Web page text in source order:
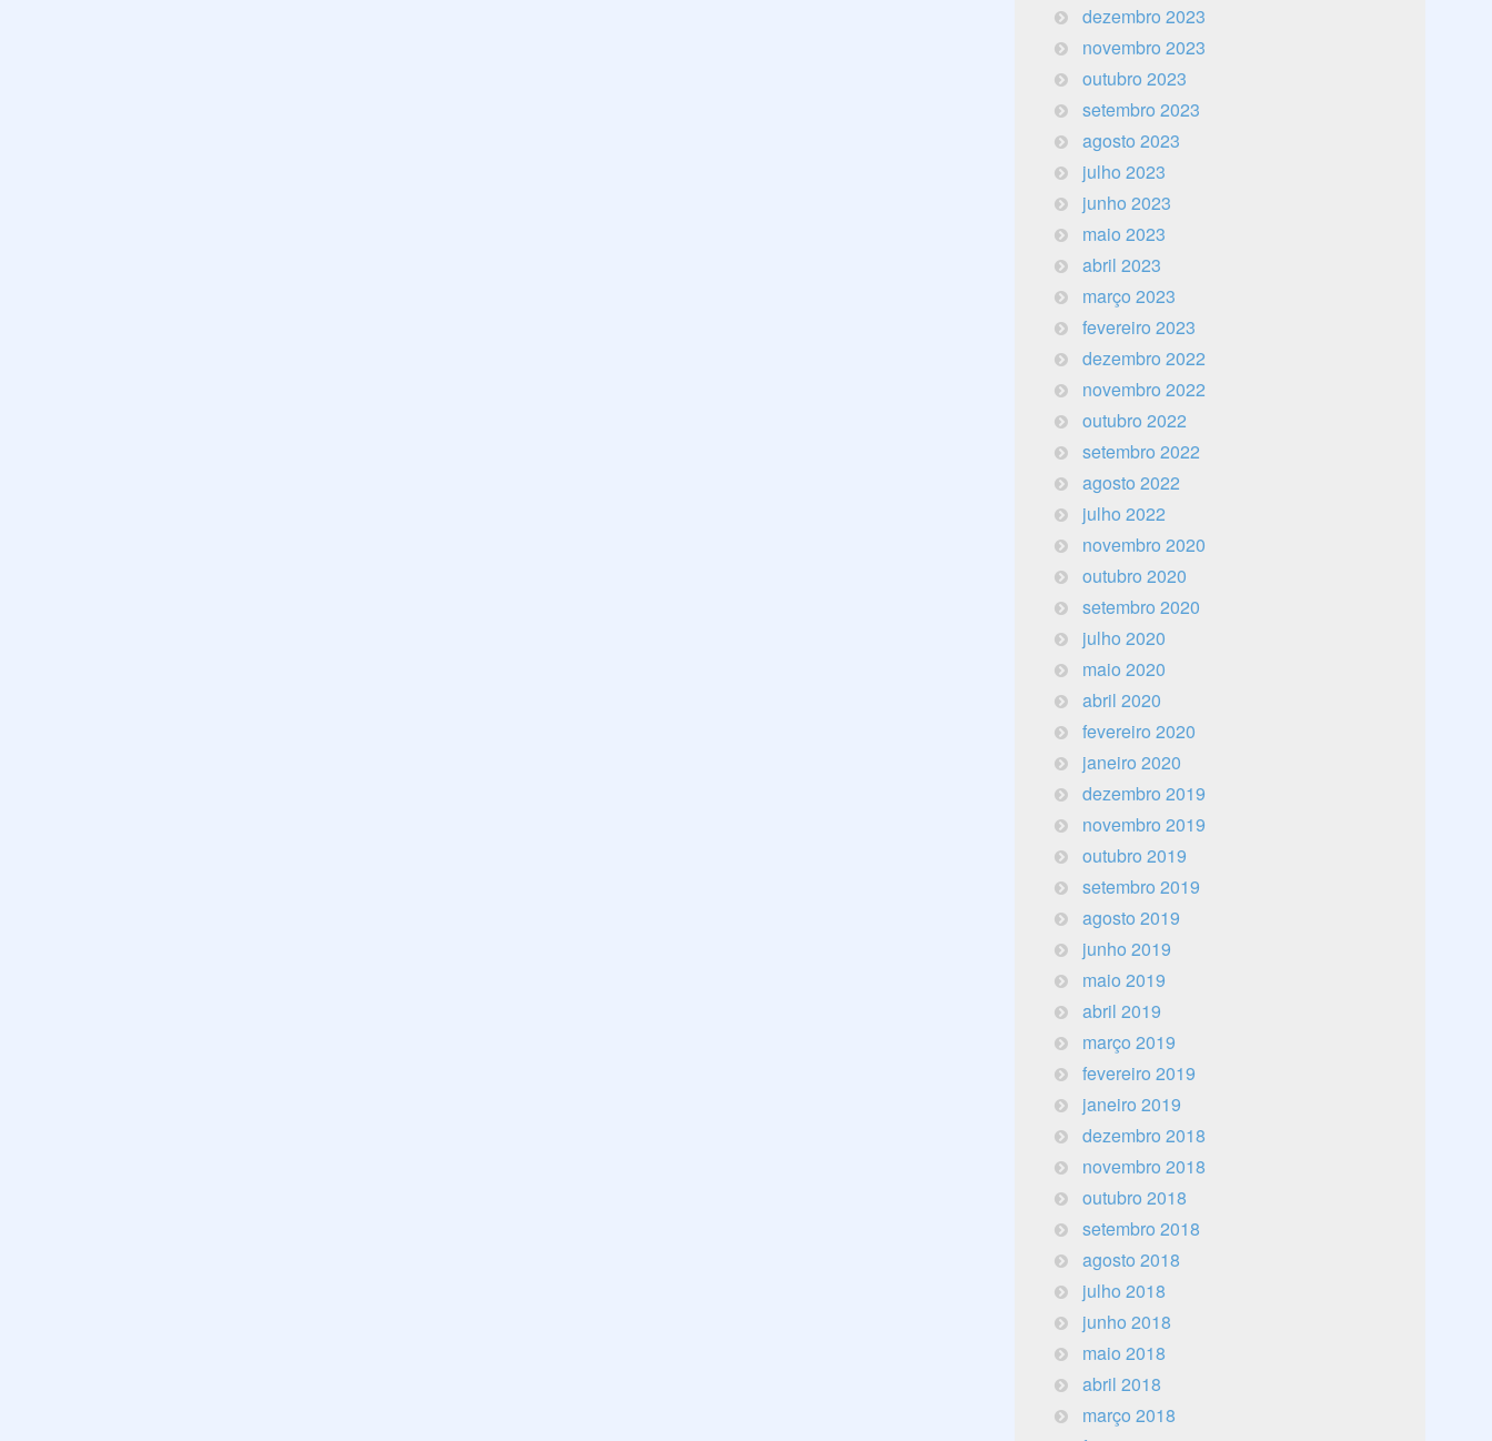
dezembro 2023
novembro 2023
outubro 2023
setembro 2023
agosto 2023
julho 2023
junho 2023
maio 2023
abril 2023
março 2023
fevereiro 2023
dezembro 2022
novembro 2022
outubro 2022
setembro 2022
agosto 2022
julho 2022
novembro 2020
outubro 2020
setembro 2020
julho 2020
maio 2020
abril 2020
fevereiro 2020
janeiro 2020
dezembro 2019
novembro 2019
outubro 2019
setembro 2019
agosto 2019
junho 2019
maio 2019
abril 2019
março 2019
fevereiro 2019
janeiro 2019
dezembro 2018
novembro 2018
outubro 2018
setembro 2018
agosto 2018
julho 2018
junho 2018
maio 2018
abril 2018
março 2018